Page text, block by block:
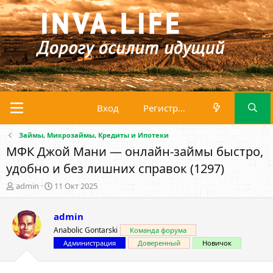
Вход Регистрация
Займы, Микрозаймы, Кредиты и Ипотеки
МФК Джой Мани — онлайн-займы быстро,
удобно и без лишних справок (1297)
А
в
о
р
т
м
admin
Д
а
а
н
а
ч
а
11 Окт 2025
admin
Anabolic Gontarski
Команда форума
Администрация
Доверенный Новичок